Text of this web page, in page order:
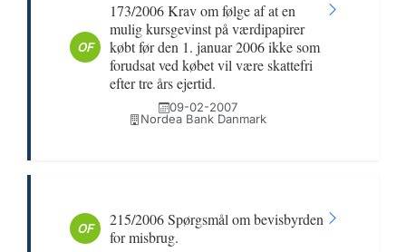
OF
173/2006 Krav om følge af at en
mulig kursgevinst på værdipapirer
købt før den 1. januar 2006 ikke som
forudsat ved købet vil være skattefri
efter tre års ejertid.
09-02-2007
Nordea Bank Danmark
OF
215/2006 Spørgsmål om bevisbyrden
for misbrug.